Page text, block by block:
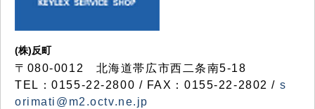
(株)反町
〒080-0012 北海道帯広市西二条南5-18
TEL：0155-22-2800 / FAX：0155-22-2802 / s
orimati@m2.octv.ne.jp